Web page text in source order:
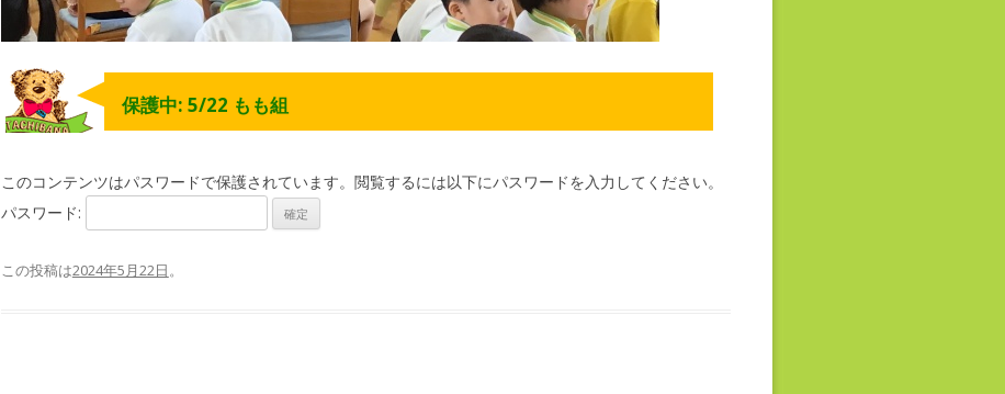
保護中: 5/22 もも組
このコンテンツはパスワードで保護されています。閲覧するには以下にパスワードを入力してください。
パスワード:
この投稿は2024年5月22日。